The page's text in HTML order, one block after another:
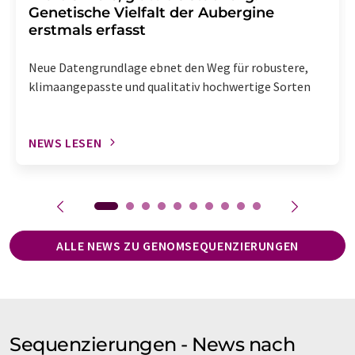
Genetische Vielfalt der Aubergine
erstmals erfasst
Neue Datengrundlage ebnet den Weg für robustere,
klimaangepasste und qualitativ hochwertige Sorten
NEWS LESEN
ALLE NEWS ZU GENOMSEQUENZIERUNGEN
Sequenzierungen - News nach